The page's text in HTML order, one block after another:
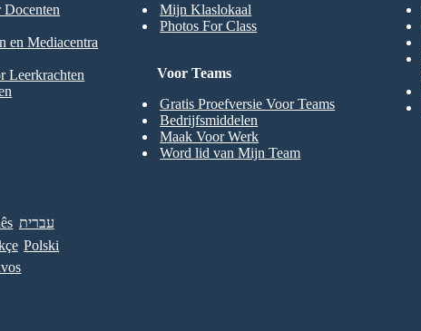
Mijn Klaslokaal
Photos For Class
Docenten
en Mediacentra
Leerkrachten
Voor Teams
Gratis Proefversie Voor Teams
Bedrijfsmiddelen
Maak Voor Werk
Word lid van Mijn Team
עברית
Polski